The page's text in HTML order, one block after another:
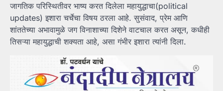
जागतिक परिस्थितीवर भाष्य करत दिलेला महायुद्धाचा(political
updates) इशारा चर्चेचा विषय ठरला आहे. सुसंवाद, प्रेम आणि
शांततेच्या अभावामुळे जग विनाशाच्या दिशेने वाटचाल करत असून, कधीही
तिसऱ्या महायुद्धाची शक्यता आहे, असा गंभीर इशारा त्यांनी दिला.